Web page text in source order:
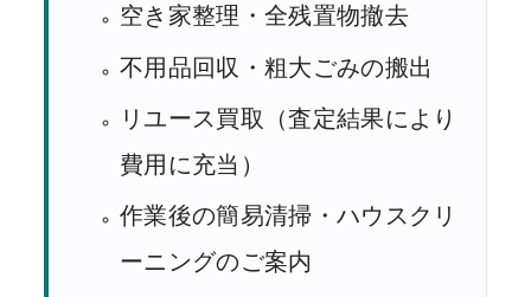
空き家整理・全残置物撤去
不用品回収・粗大ごみの搬出
リユース買取（査定結果により
費用に充当）
作業後の簡易清掃・ハウスクリ
ーニングのご案内